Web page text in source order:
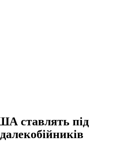
ставлять під